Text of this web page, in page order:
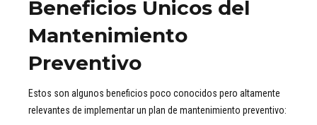
Beneficios Únicos del
Mantenimiento
Preventivo
Estos son algunos beneficios poco conocidos pero altamente
relevantes de implementar un plan de mantenimiento preventivo: